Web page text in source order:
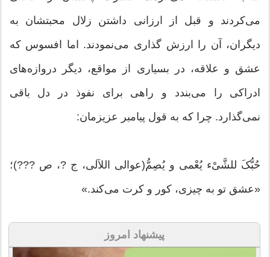
می‌کردند و قبل از ارزانی داشتن زلال محبتشان به
دیگران، آن را ارزش گذاری می‌نمودند. اما افسوس که
عشق و علاقه، در بسیاری از مواقع، دیگر دروازه‌های
ادراکی را می‌بندد و راهی برای نفوذ در دل باقی
نمی‌گذارد. چرا که به قول پیامبر عزیزمان:
حُبُّکَ للشَّیْء یُعْمی و یُصِمُّ(عوالی اللآلی، ج ?، ص ???)؛
«عشق تو به چیزی، کور و کرت می‌کند.»
پیشنهاد امروز